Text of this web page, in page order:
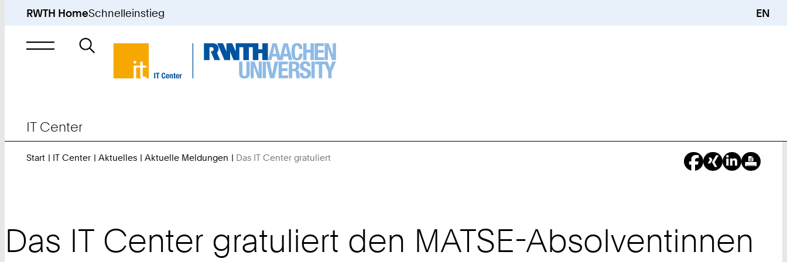
RWTH HomeSchnelleinstieg EN
Suche
nach
IT Center
Start IT Center Aktuelles Aktuelle Meldungen Das IT Center gratuliert
Das IT Center gratuliert den MATSE-Absolventinnen